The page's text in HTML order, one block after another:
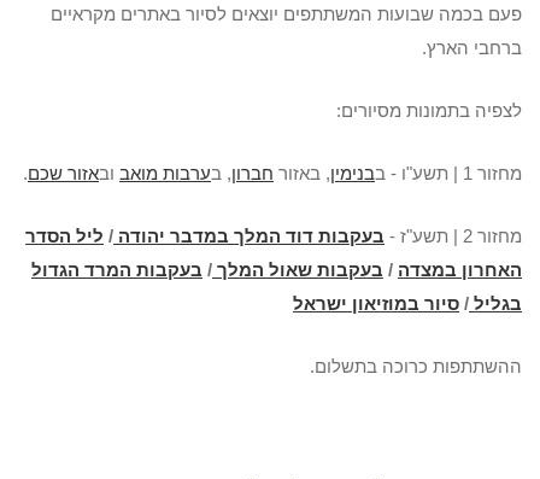
פעם בכמה שבועות המשתתפים יוצאים לסיור באתרים מקראיים
ברחבי הארץ.
לצפיה בתמונות מסיורים:
מחזור 1 | תשע"ו - ב בנימין, באזור חברון, בערבות מואב ובאזור שכם.
מחזור 2 | תשע"ז - בעקבות דוד המלך במדבר יהודה / ליל הסדר
האחרון במצדה / בעקבות שאול המלך / בעקבות המרד הגדול
בגליל / סיור במוזיאון ישראל
ההשתתפות כרוכה בתשלום.